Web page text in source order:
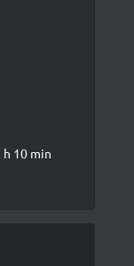
h 10 min